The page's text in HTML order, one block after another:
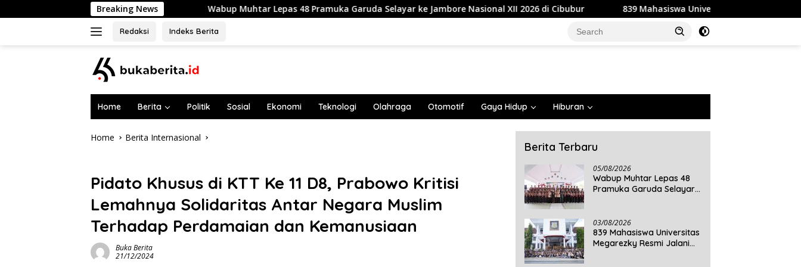
to
Breaking News
Wabup Muhtar Lepas 48 Pramuka Garuda Selayar ke Jambore Nasional XII 2026 di Cibubur 839 Mahasiswa Universitas Megarezky Resmi Jalani KKN
Redaksi Indeks Berita
Home Berita Politik Sosial Ekonomi Teknologi Olahraga Otomotif Gaya Hidup Hiburan
Home Berita Internasional
Pidato Khusus di KTT Ke 11 D8, Prabowo Kritisi
Lemahnya Solidaritas Antar Negara Muslim
Terhadap Perdamaian dan Kemanusiaan
Buka Berita
21/12/2024
Berita Terbaru
05/08/2026
Wabup Muhtar Lepas 48
Pramuka Garuda Selayar
03/08/2026
839 Mahasiswa Universitas
Megarezky Resmi Jalani